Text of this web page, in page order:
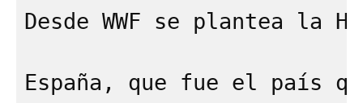
Desde WWF se plantea la
España, que fue el país